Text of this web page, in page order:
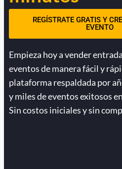
REGÍSTRATE GRATIS Y
EVENTO
Empieza hoy a vender
eventos de manera fácil y
plataforma respaldada por
y miles de eventos exitosos
Sin costos iniciales y sin